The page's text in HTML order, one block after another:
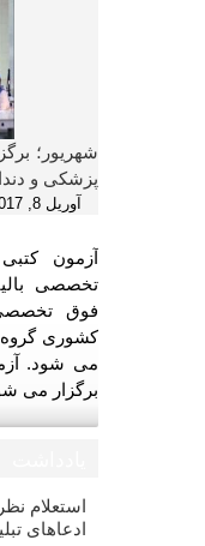
شهریور؛
پزشکی و
آوریل 8, 2017
آزمون
تخصصی
فوق
برگزار می
استعلام
ادعاهای